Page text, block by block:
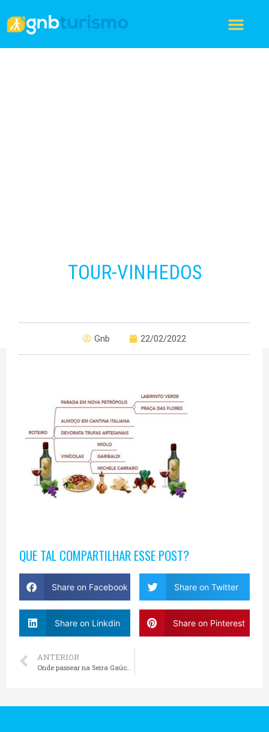
TOUR-VINHEDOS
Gnb 22/02/2022
QUE TAL COMPARTILHAR ESSE POST?
Share on Facebook Share on Twitter
Share on Linkdin Share on Pinterest
ANTERIOR
Onde passear na Serra Gaúcha?